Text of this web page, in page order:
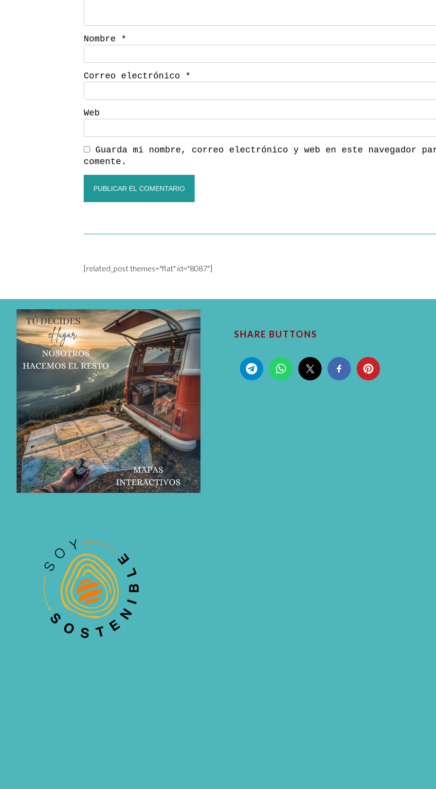
Nombre *
Correo electrónico *
Web
Guarda mi nombre, correo electrónico y web en este navegador
comente.
[related_post themes="flat" id="8087"]
SHARE BUTTONS